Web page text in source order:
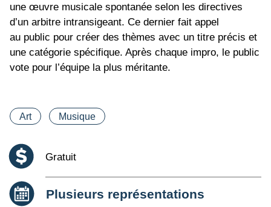
une œuvre musicale spontanée selon les directives
d’un arbitre intransigeant. Ce dernier fait appel
au public pour créer des thèmes avec un titre précis et
une catégorie spécifique. Après chaque impro, le public
vote pour l’équipe la plus méritante.
Catégorie(s)
Art Musique
Coût :
Gratuit
Date :
Plusieurs représentations